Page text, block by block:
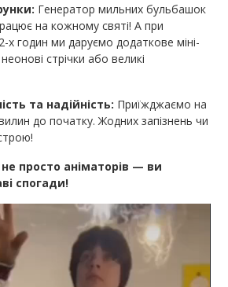
Генератор мильних бульбашок
на кожному святі! А при
х годин ми даруємо додаткове міні-
стрічки або великі
та надійність: Приїжджаємо на
до початку. Жодних запізнень чи
просто аніматорів — ви
спогади!